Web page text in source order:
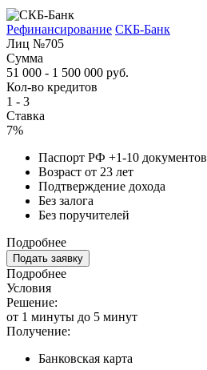
Рефинансирование СКБ-Банк
Лиц №705
Сумма
51 000 - 1 500 000 руб.
Кол-во кредитов
1 - 3
Ставка
7%
Паспорт РФ +1-10 документов
Возраст от 23 лет
Подтверждение дохода
Без залога
Без поручителей
Подробнее
Подать заявку
Подробнее
Условия
Решение:
от 1 минуты до 5 минут
Получение:
Банковская карта